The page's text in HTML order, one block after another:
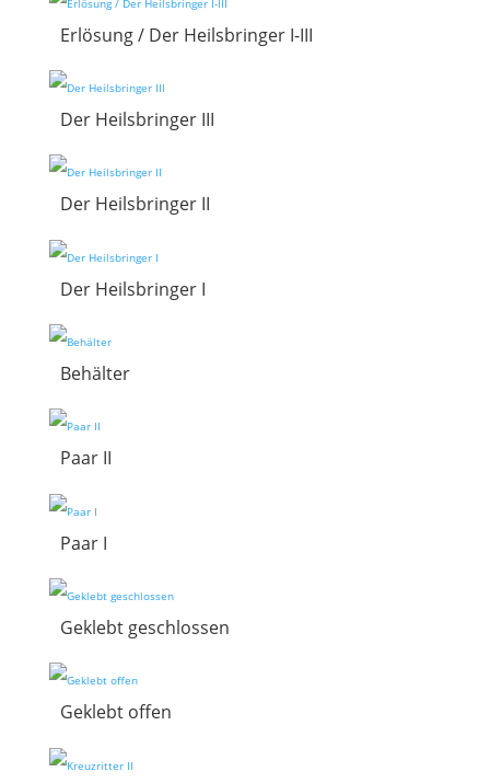
Erlösung / Der Heilsbringer I-III
Der Heilsbringer III
Der Heilsbringer II
Der Heilsbringer I
Behälter
Paar II
Paar I
Geklebt geschlossen
Geklebt offen